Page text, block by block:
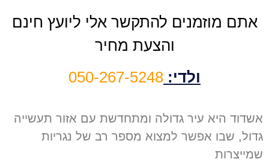
אתם מוזמנים להתקשר אלי ליועץ חינם
והצעת מחיר
ולדי: 050-267-5248
אשדוד היא עיר גדולה ומתחדשת עם אזור תעשייה
גדול, שבו אפשר למצוא מספר רב של נגריות
שמייצרות